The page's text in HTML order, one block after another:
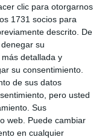
clic para otorgarnos
1731 socios para
descrito. De
su
detallada y
su consentimiento.
de sus datos
pero usted
Sus
web. Puede cambiar
en cualquier
su
y la
de Mijas
Anamari
fin de curso
solidario